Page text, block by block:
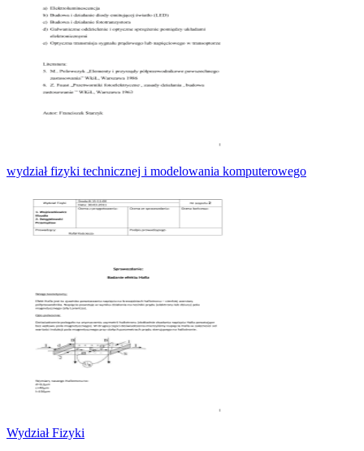
wydział fizyki technicznej i modelowania komputerowego
Wydział Fizyki